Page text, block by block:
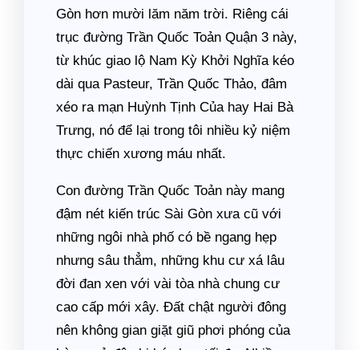
Gòn hơn mười lăm năm trời. Riêng cái
trục đường Trần Quốc Toản Quận 3 này,
từ khúc giao lộ Nam Kỳ Khởi Nghĩa kéo
dài qua Pasteur, Trần Quốc Thảo, đâm
xéo ra mạn Huỳnh Tịnh Của hay Hai Bà
Trưng, nó để lại trong tôi nhiều kỷ niệm
thực chiến xương máu nhất.
Con đường Trần Quốc Toản này mang
đậm nét kiến trúc Sài Gòn xưa cũ với
những ngôi nhà phố có bề ngang hẹp
nhưng sâu thẳm, những khu cư xá lâu
đời đan xen với vài tòa nhà chung cư
cao cấp mới xây. Đất chật người đông
nên không gian giặt giũ phơi phóng của